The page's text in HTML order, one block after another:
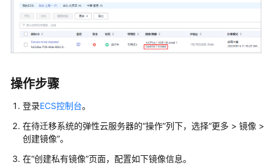
南
常
见
题
CentOS
Linux
停
维
操作步骤
登录ECS控制台。
在待迁移系统的弹性云服务器的“操作”列下，选择“更多 > 镜像 >
创建镜像”。
在“创建私有镜像”页面，配置如下镜像信息。